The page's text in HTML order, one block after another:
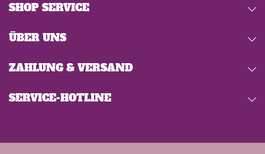
SERVICE-HOTLINE
SHOP SERVICE
ÜBER UNS
ZAHLUNG & VERSAND